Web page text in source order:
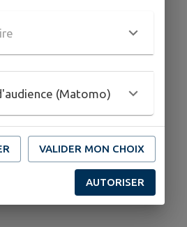
(Matomo)
VALIDER MON CHOIX
AUTORISER